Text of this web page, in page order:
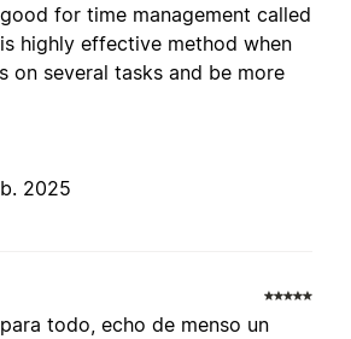
for time management called
highly effective method when
on several tasks and be more
2025
todo, echo de menso un